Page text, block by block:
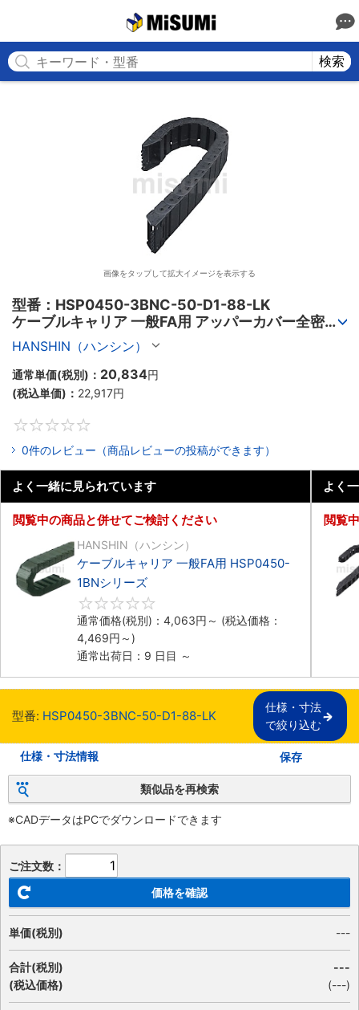
検索
画像をタップして拡大イメージを表示する
型番：HSP0450-3BNC-50-D1-88-LK
ケーブルキャリア 一般FA用 アッパーカバー全密閉
タイプ HSP0450-3BNCシリーズ
HANSHIN（ハンシン）
通常単価(税別)： 20,834円
(税込単価)： 22,917円
0件のレビュー（商品レビューの投稿ができます）
よく一緒に見られています
閲覧中の商品と併せてご検討ください
HANSHIN（ハンシン）
ケーブルキャリア 一般FA用 HSP0450-
1BNシリーズ
通常価格(税別)： 4,063円 ～ (税込価格：
4,469円 ～)
通常出荷日：9 日目 ～
よく
閲覧
型番: HSP0450-3BNC-50-D1-88-LK
仕様・寸法
で絞り込む
仕様・寸法情報 保存
類似品を再検索
※CADデータはPCでダウンロードできます
ご注文数：
価格を確認
単価(税別) ---
合計(税別)
(税込価格)
---
(---)